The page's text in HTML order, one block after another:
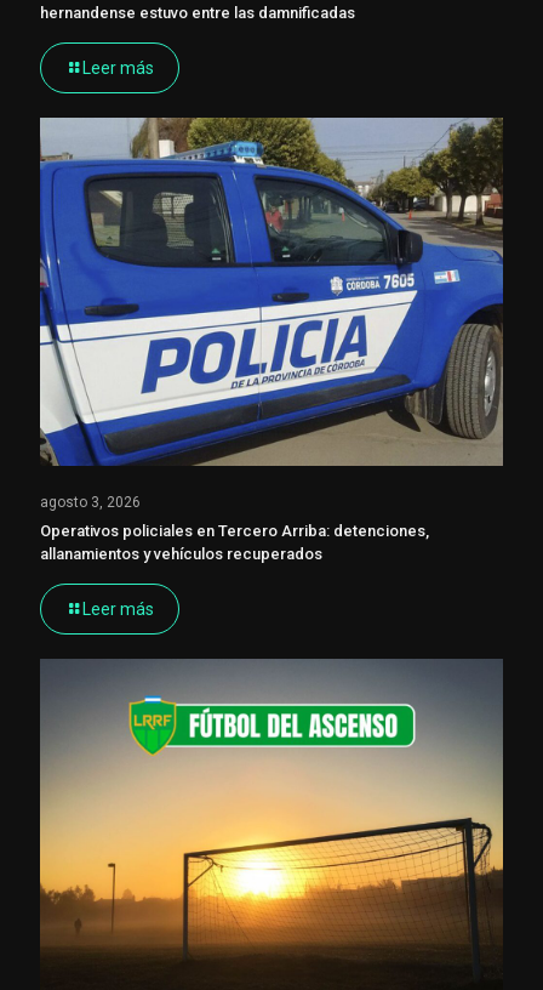
hernandense estuvo entre las damnificadas
Leer más
agosto 3, 2026
Operativos policiales en Tercero Arriba: detenciones,
allanamientos y vehículos recuperados
Leer más